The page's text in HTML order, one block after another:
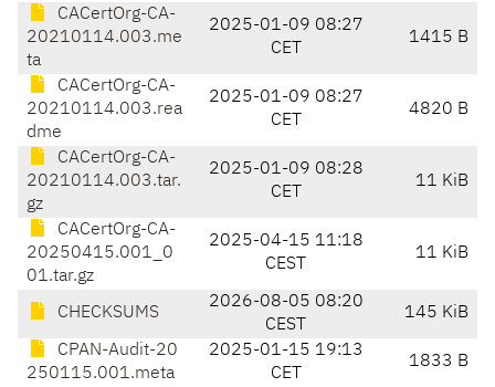
CACertOrg-CA-
20210114.003.me
ta
2025-01-09 08:27
CET
1415 B
CACertOrg-CA-
20210114.003.rea
dme
2025-01-09 08:27
CET
4820 B
CACertOrg-CA-
20210114.003.tar.
gz
2025-01-09 08:28
CET
11 KiB
CACertOrg-CA-
20250415.001_0
01.tar.gz
2025-04-15 11:18
CEST
11 KiB
CHECKSUMS
2026-08-05 08:20
CEST
145 KiB
CPAN-Audit-20
250115.001.meta
2025-01-15 19:13
CET
1833 B